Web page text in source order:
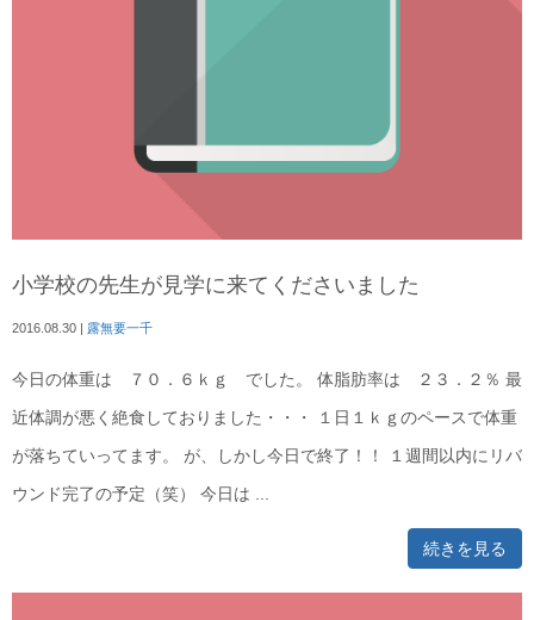
小学校の先生が見学に来てくださいました
2016.08.30 | 露無要一千
今日の体重は ７０．６ｋｇ でした。 体脂肪率は ２３．２％ 最
近体調が悪く絶食しておりました・・・ １日１ｋｇのペースで体重
が落ちていってます。 が、しかし今日で終了！！ １週間以内にリバ
ウンド完了の予定（笑） 今日は ...
続きを見る